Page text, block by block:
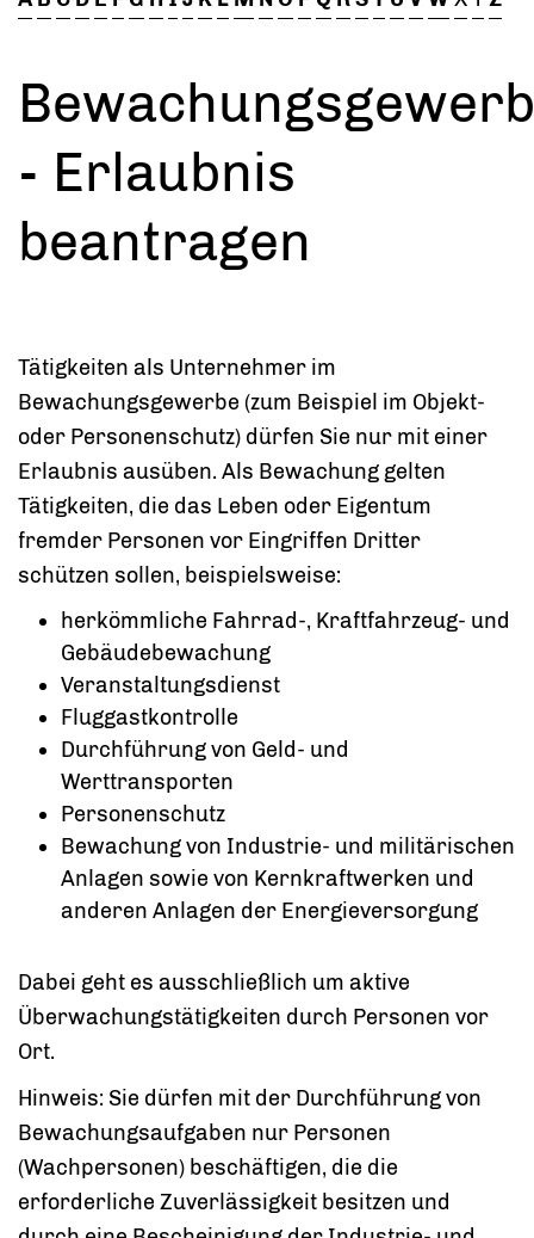
- Erlaubnis
beantragen
Tätigkeiten als Unternehmer im
Bewachungsgewerbe (zum Beispiel im Objekt-
oder Personenschutz) dürfen Sie nur mit einer
Erlaubnis ausüben. Als Bewachung gelten
Tätigkeiten, die das Leben oder Eigentum
fremder Personen vor Eingriffen Dritter
schützen sollen, beispielsweise:
herkömmliche Fahrrad-, Kraftfahrzeug- und
Gebäudebewachung
Veranstaltungsdienst
Fluggastkontrolle
Durchführung von Geld- und
Werttransporten
Personenschutz
Bewachung von Industrie- und militärischen
Anlagen sowie von Kernkraftwerken und
anderen Anlagen der Energieversorgung
Dabei geht es ausschließlich um aktive
Überwachungstätigkeiten durch Personen vor
Ort.
Hinweis: Sie dürfen mit der Durchführung von
Bewachungsaufgaben nur Personen
(Wachpersonen) beschäftigen, die die
erforderliche Zuverlässigkeit besitzen und